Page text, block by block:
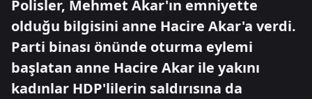
Polisler, Mehmet Akar'ın emniyette
olduğu bilgisini anne Hacire Akar'a verdi.
Parti binası önünde oturma eylemi
başlatan anne Hacire Akar ile yakını
kadınlar HDP'lilerin saldırısına da